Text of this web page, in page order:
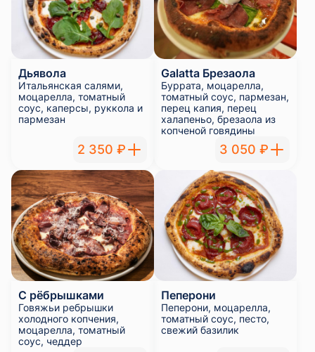
Дьявола
Итальянская салями,
моцарелла, томатный
соус, каперсы, руккола и
пармезан
2 350 ₽
Galatta Брезаола
Буррата, моцарелла,
томатный соус, пармезан,
перец капия, перец
халапеньо, брезаола из
копченой говядины
3 050 ₽
С рёбрышками
Говяжьи ребрышки
холодного копчения,
моцарелла, томатный
соус, чеддер
Пеперони
Пеперони, моцарелла,
томатный соус, песто,
свежий базилик